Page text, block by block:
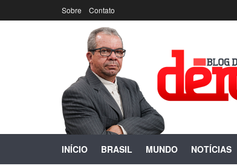
Sobre Contato
INÍCIO BRASIL MUNDO NOTÍCIAS